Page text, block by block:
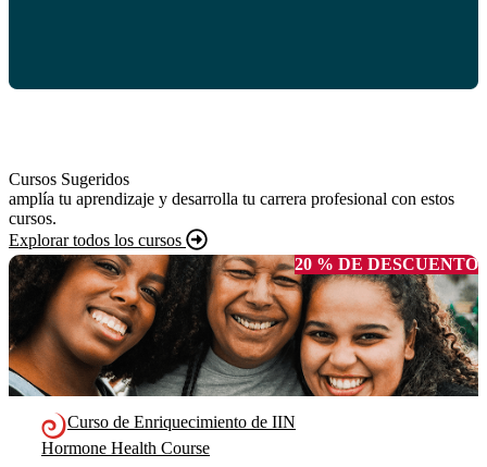
Cursos Sugeridos
amplía tu aprendizaje y desarrolla tu carrera profesional con estos
cursos.
Explorar todos los cursos
20 % DE DESCUENTO
Curso de Enriquecimiento de IIN
Hormone Health Course